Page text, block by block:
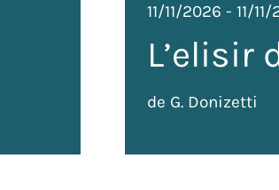
11/11/2026 - 11/
L’elisir
de G. Donizetti